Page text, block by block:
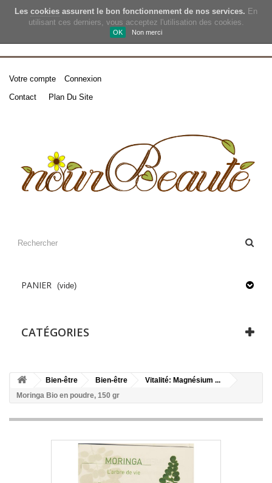
Les cookies assurent le bon fonctionnement de nos services. En
utilisant ces derniers, vous acceptez l'utilisation des cookies.
OK Non merci
Votre compte
Connexion
Contact
Plan Du Site
PANIER (vide)
CATÉGORIES
Bien-être Bien-être
Vitalité: Magnésium ...
Moringa Bio en poudre, 150 gr